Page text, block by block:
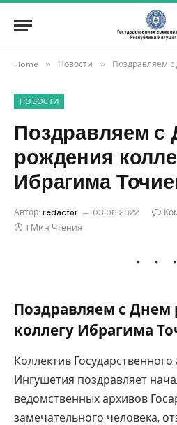
Home » Новости » Поздравляем с Днем
НОВОСТИ
Поздравляем с
рождения
Ибрагима
Автор: redactor 03.06.2022
1 Мин Чтения
Поздравляем с Днем
коллегу Ибрагима
Коллектив
Ингушетия поздравляет
ведомственных архивов
замечательного человека,